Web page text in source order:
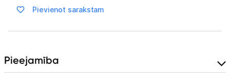
Pievienot sarakstam
Pieejamība